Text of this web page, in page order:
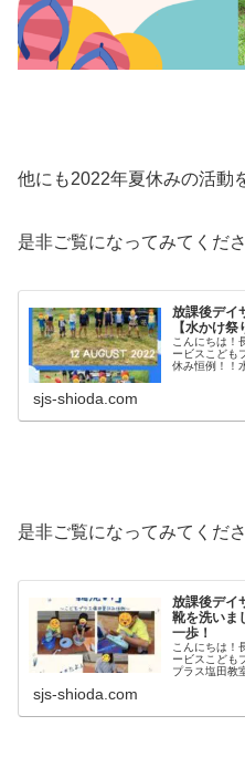
他にも2022年夏休みの活動
是非ご覧になってみてくだ
放課後デイ
【水かけ祭
こんにちは！
ービスこども
休み恒例！！
sjs-shioda.com
是非ご覧になってみてくだ
放課後デ
靴を洗いま
一歩！
こんにちは！
ービスこども
プラス塩田教
sjs-shioda.com